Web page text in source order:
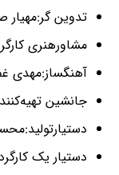
تدوین گر:مهیار
مشاورهنری
آهنگساز:مهدی
جانشین
دستیار یک